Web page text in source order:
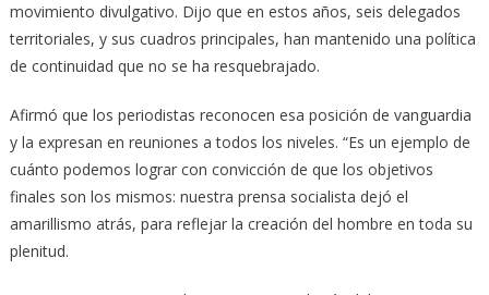
movimiento divulgativo. Dijo que en estos años, seis delegados
territoriales, y sus cuadros principales, han mantenido una política
de continuidad que no se ha resquebrajado.
Afirmó que los periodistas reconocen esa posición de vanguardia
y la expresan en reuniones a todos los niveles. “Es un ejemplo de
cuánto podemos lograr con convicción de que los objetivos
finales son los mismos: nuestra prensa socialista dejó el
amarillismo atrás, para reflejar la creación del hombre en toda su
plenitud.